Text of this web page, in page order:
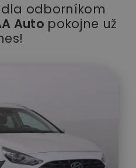
odborníkom
Auto pokojne už